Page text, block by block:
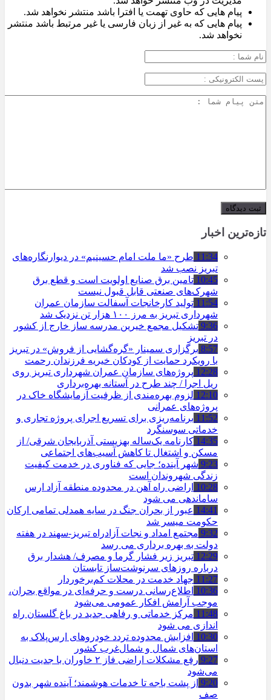
پیام هایی که حاوی تهمت یا افترا باشد منتشر نخواهد شد.
پیام هایی که به غیر از زبان فارسی یا غیر مرتبط باشد منتشر
نخواهد شد.
تازه‌ترین اخبار
11:34 طرح «ما ملت امام حسینیم» در دیوارنگاره‌های
تبریز نصب شد
10:45 تامین برق صنایع اولویت است و قطع برق
شهرک‌های صنعتی قابل قبول نیست
11:54 تولید کارخانجات آسفالت سازمان عمران
شهرداری تبریز به مرز ۱۰۰ هزار تن نزدیک شد
9:36 تشکیل مجمع خیرین مدرسه ‌ساز خارج از کشور
در تبریز
8:57 برگزاری سمینار «گره‌گشایی از فروش» در تبریز
با رویکرد حمایت از کودکان خیریه فرزندان رحمت
12:28 پروژه‌های سازمان عمران شهرداری تبریز روی
ریل اجرا / چند طرح در آستانه بهره‌برداری
12:10 لزوم بهره‌مندی از ظرفیت آزمایشگاه خاک در
پروژه‌های عمرانی
11:52 برنامه‌ریزی برای تسریع اجرای پروژه تجاری و
خدماتی سوسنگرد
14:35 کارنامه یک‌ساله بهزیستی آذربایجان شرقی/ از
مسکن و اشتغال تا کاهش آسیب‌های اجتماعی
9:23 شهر آینده؛ جایی که فناوری در خدمت کیفیت
زندگی شهروندان است
10:28 اراضی راه آهن در محدوده منطقه آزاد ارس
ساماندهی می شود
14:41 عبور از بحران جنگ در سایه همدلی تمامی ارکان
حکومت میسر شد
9:32 مجتمع امداد و نجات آزادراه تبریز-سهند در هفته
دولت به بهره ‌برداری می‌ رسد
12:29 تبریز زیر فشار گرما و مصرف/ هشدار برق
درباره روزهای سرنوشت‌ساز تابستان
11:27 جهاد خدمت در محلات کم‌برخوردار
10:36 اطلاع‌رسانی درست و حرفه‌ای در مواقع بحران،
موجب آرامش افکار عمومی می‌شود
11:48 مرکز خدماتی و رفاهی جدید در باغ گلستان راه
اندازی می شود
10:30 افزایش محدوده تردد خودروهای ارس‌پلاک به
استان‌های شمال و شمال‌غرب کشور
9:27
رفع مشکلات اراضی فاز ۲ خاوران با جدیت دنبال
می‌شود
9:20 از پشت باجه تا خدمات هوشمند؛ آینده شهر بدون
صف